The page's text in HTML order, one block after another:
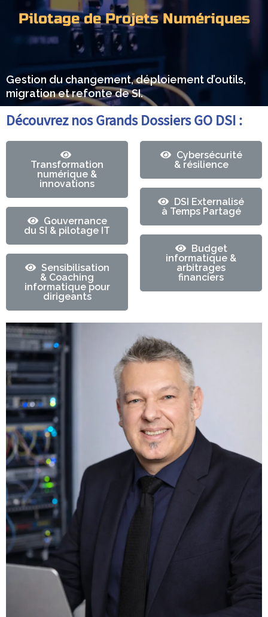
Pilotage de Projets Numériques
Gestion du changement, déploiement d’outils,
migration et refonte de SI.
Découvrez nos Grands Dossiers GO DSI :
Transformation
numérique &
innovations
Gouvernance
du SI & pilotage IT
Sensibilisation
& Coaching
informatique pour
dirigeants
Cybersécurité
& résilience
DSI Externalisé
à Temps Partagé
Budget
informatique &
arbitrages
financiers